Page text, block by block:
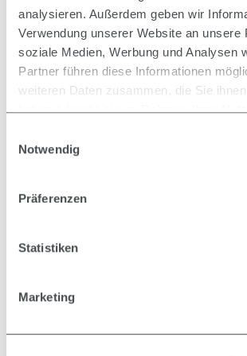
analysieren. Außerdem geben wir
Verwendung unserer Website an unsere
soziale Medien, Werbung und Analysen
Partner führen diese Informationen
weiteren Daten zusammen, die Sie
haben oder die sie im Rahmen Ihrer
Notwendig
Präferenzen
Statistiken
Marketing